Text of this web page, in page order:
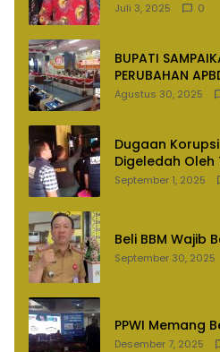
Juli 3, 2025 0
BUPATI
PERUBAHAN
2025
Agustus 30, 2025
Dugaan
Digeledah Oleh
Lampung Utara
September 1, 2025
Beli BBM Wajib
September 30, 2025
PPWI Memang
Desember 7, 2025